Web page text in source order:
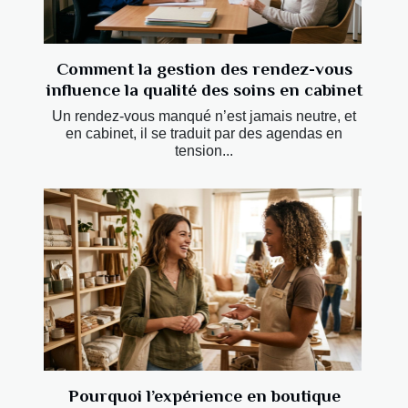
Comment la gestion des rendez-vous
influence la qualité des soins en cabinet
Un rendez-vous manqué n’est jamais neutre, et
en cabinet, il se traduit par des agendas en
tension...
Pourquoi l’expérience en boutique